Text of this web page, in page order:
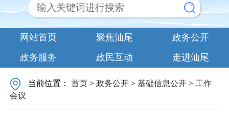
网站首页 聚焦汕尾
政务公开
政务服务
政民互动 走进汕尾
当前位置：首页 >政务公开 >基础信息公开 > 工作
会议